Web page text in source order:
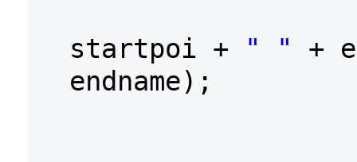
startpoi + " "
+
endname);